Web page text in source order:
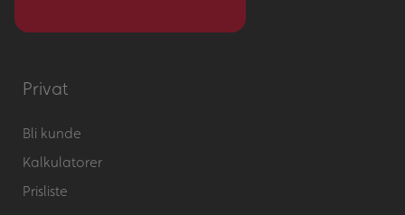
Privat
Bli kunde
Kalkulatorer
Prisliste